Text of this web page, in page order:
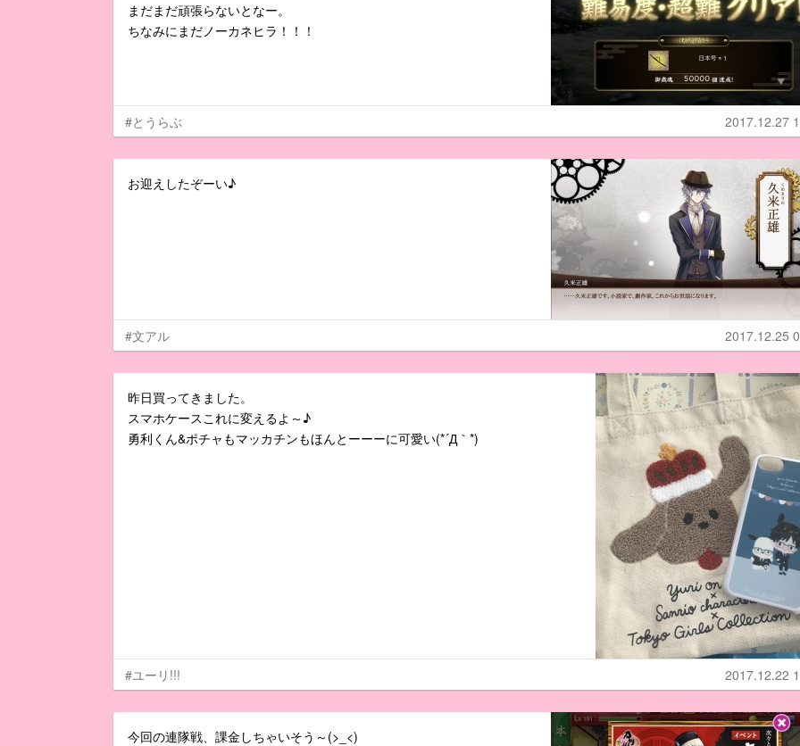
まだまだ頑張らないとなー。
ちなみにまだノーカネヒラ！！！
#とうらぶ 2017.12.27
お迎えしたぞーい♪
#文アル 2017.12.25
昨日買ってきました。
スマホケースこれに変えるよ～♪
勇利くん&ポチャもマッカチンもほんとーーーに可愛い(*´Д｀*)
#ユーリ!!! 2017.12.22
今回の連隊戦、課金しちゃいそう～(>_<)